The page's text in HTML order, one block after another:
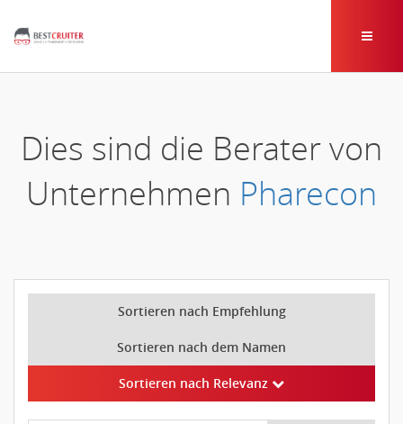
Dies sind die Berater von
Unternehmen Pharecon
Sortieren nach Empfehlung
Sortieren nach dem Namen
Sortieren nach Relevanz